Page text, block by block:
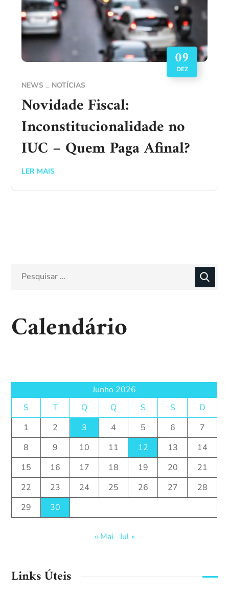
09
DEZ
NEWS NOTÍCIAS
Novidade Fiscal:
Inconstitucionalidade no
IUC – Quem Paga Afinal?
LER MAIS
Calendário
Junho 2026
S
T Q Q S S
D
1
2 3 4 5 6
7
8
9 10 11 12 13
14
15
16 17 18 19 20
21
22
23 24 25 26 27
28
29
30
« Mai Jul »
Links Úteis